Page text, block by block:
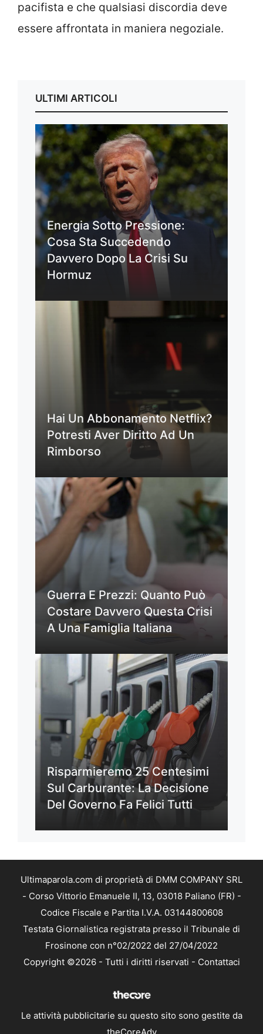
pacifista e che qualsiasi discordia deve
essere affrontata in maniera negoziale.
ULTIMI ARTICOLI
Energia Sotto Pressione:
Cosa Sta Succedendo
Davvero Dopo La Crisi Su
Hormuz
Hai Un Abbonamento Netflix?
Potresti Aver Diritto Ad Un
Rimborso
Guerra E Prezzi: Quanto Può
Costare Davvero Questa Crisi
A Una Famiglia Italiana
Risparmieremo 25 Centesimi
Sul Carburante: La Decisione
Del Governo Fa Felici Tutti
Ultimaparola.com di proprietà di DMM COMPANY SRL
- Corso Vittorio Emanuele II, 13, 03018 Paliano (FR) -
Codice Fiscale e Partita I.V.A. 03144800608
Testata Giornalistica registrata presso il Tribunale di
Frosinone con n°02/2022 del 27/04/2022
Copyright ©2026 - Tutti i diritti riservati - Contattaci
Le attività pubblicitarie su questo sito sono gestite da